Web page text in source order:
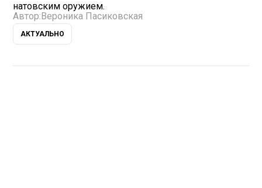
натовским оружием.
Автор: Вероника Пасиковская
АКТУАЛЬНО